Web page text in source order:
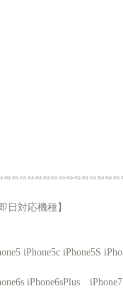
即日対応機種】
iPhone5c iPhone5S
iPhone6sPlus　